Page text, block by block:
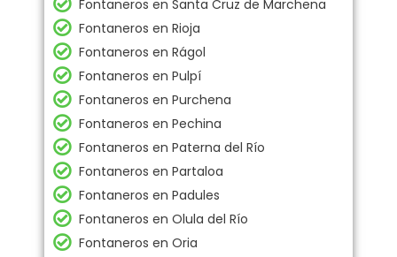
Fontaneros en Santa Cruz de Marchena
Fontaneros en Rioja
Fontaneros en Rágol
Fontaneros en Pulpí
Fontaneros en Purchena
Fontaneros en Pechina
Fontaneros en Paterna del Río
Fontaneros en Partaloa
Fontaneros en Padules
Fontaneros en Olula del Río
Fontaneros en Oria